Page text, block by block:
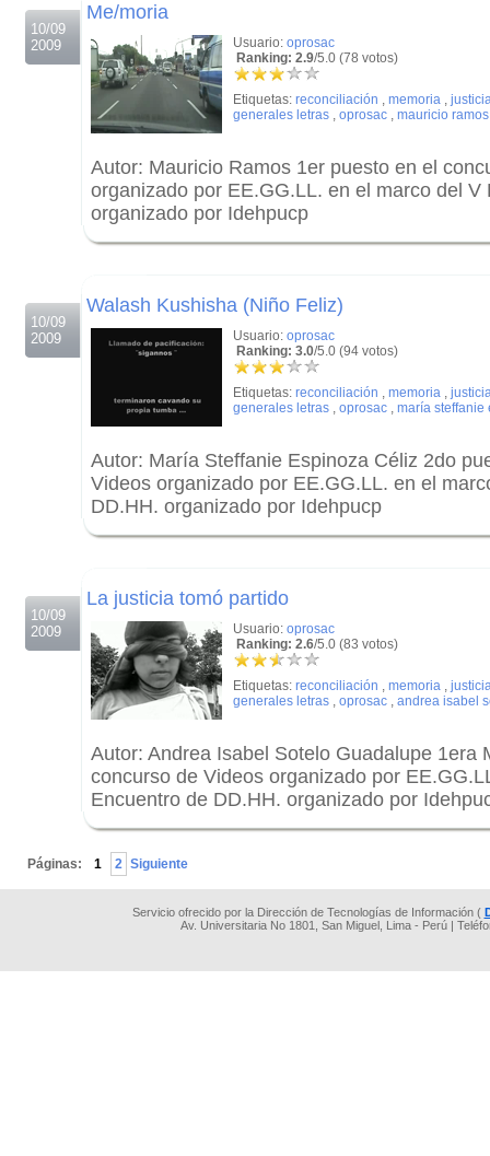
10/09
2009
Me/moria
Usuario: oprosac
Ranking: 2.9/5.0 (78 votos)
Etiquetas: reconciliación , memoria ,
generales letras , oprosac , mauricio ramos
Autor: Mauricio Ramos 1er puesto en el
organizado por EE.GG.LL. en el marco del V
organizado por Idehpucp
10/09
2009
Walash Kushisha (Niño Feliz)
Usuario: oprosac
Ranking: 3.0/5.0 (94 votos)
Etiquetas: reconciliación , memoria ,
generales letras , oprosac , maría steffanie
Autor: María Steffanie Espinoza Céliz 2do
Videos organizado por EE.GG.LL. en el
DD.HH. organizado por Idehpucp
10/09
2009
La justicia tomó partido
Usuario: oprosac
Ranking: 2.6/5.0 (83 votos)
Etiquetas: reconciliación , memoria ,
generales letras , oprosac , andrea isabel
Autor: Andrea Isabel Sotelo Guadalupe 1era
concurso de Videos organizado por
Encuentro de DD.HH. organizado por
Páginas: 1 2 Siguiente
Servicio ofrecido por la Dirección de Tecnologías de Información (
Av. Universitaria No 1801, San Miguel, Lima - Perú |